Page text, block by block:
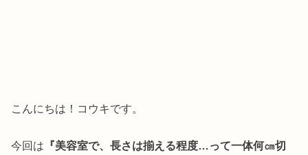
こんにちは！コウキです。
今回は 『美容室で、長さは揃える程度…って一体何㎝切